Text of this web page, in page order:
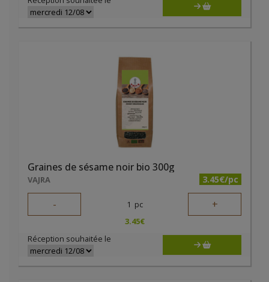
Graines de sésame noir bio 300g
VAJRA 3.45€/pc
- 1 pc +
3.45€
Réception souhaitée le